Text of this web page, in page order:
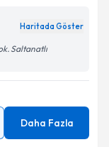
Haritada Göster
Saltanatlı
Daha Fazla